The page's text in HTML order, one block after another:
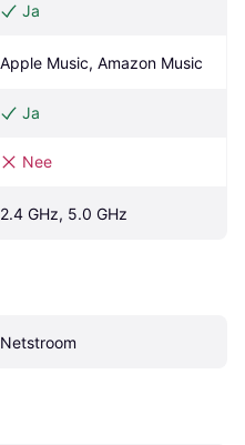
Ja
Apple Music, Amazon Music
Ja
Nee
2.4 GHz, 5.0 GHz
Netstroom